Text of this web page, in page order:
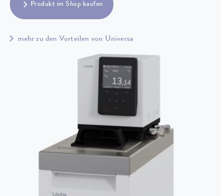
Produkt im Shop kaufen
mehr zu den Vorteilen von Universa